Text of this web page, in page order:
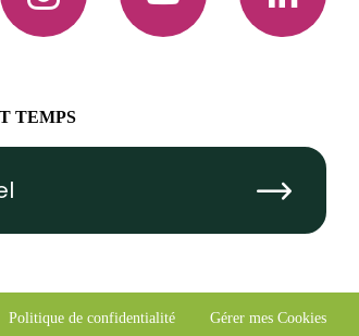
TEMPS
Submit
Politique de confidentialité Gérer mes Cookies